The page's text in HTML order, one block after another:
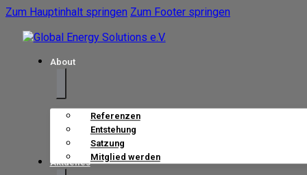
Zum Hauptinhalt springen Zum Footer springen
About
Referenzen
Entstehung
Satzung
Mitglied werden
Aktuelles